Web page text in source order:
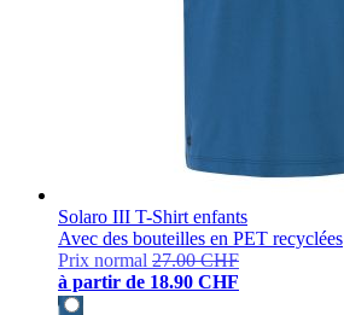
Solaro III T-Shirt enfants
Avec des bouteilles en PET recyclées
Prix normal 27.00 CHF
à partir de 18.90 CHF